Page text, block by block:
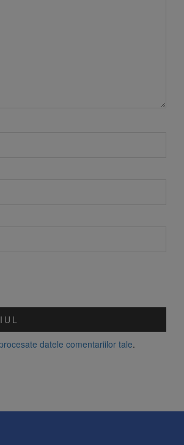
datele comentariilor tale.